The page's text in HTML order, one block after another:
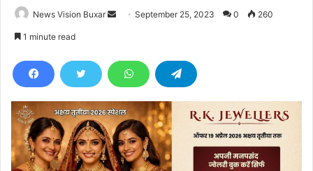
News Vision Buxar
d
e
m
a
i
September 25, 2023 0 260
1 minute read